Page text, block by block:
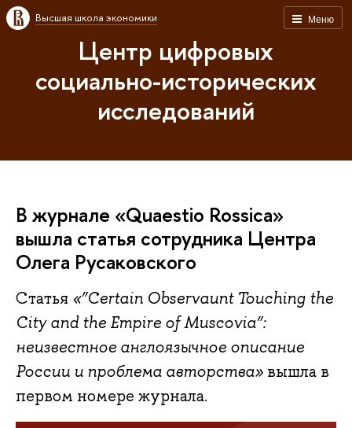
Меню
Высшая школа экономики
Центр цифровых
социально-исторических
исследований
В журнале «Quaestio Rossica»
вышла статья сотрудника Центра
Олега Русаковского
Статья «”Certain Observaunt Touching the
City and the Empire of Muscovia”:
неизвестное англоязычное описание
России и проблема авторства» вышла в
первом номере журнала.